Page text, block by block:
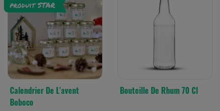
Calendrier De L'avent
Boboco
Bouteille De Rhum 70 Cl